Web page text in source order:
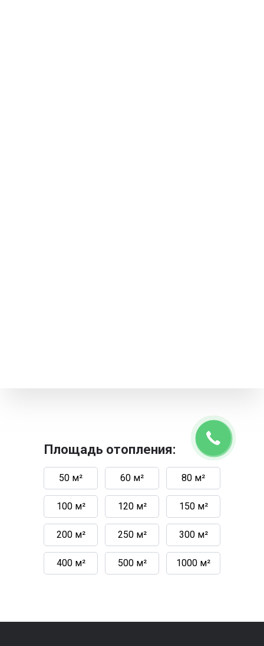
1000 м²
500 м²
400 м²
300 м²
50 м² 60 м² 80 м²
100 м² 120 м² 150 м²
200 м² 250 м²
Площадь отопления: